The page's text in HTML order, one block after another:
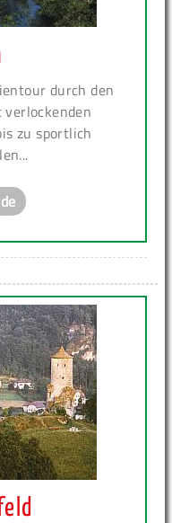
durch den
zu sportlich